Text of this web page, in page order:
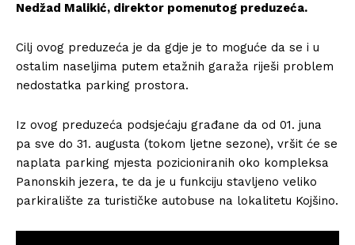
Nedžad Malikić, direktor pomenutog preduzeća.
Cilj ovog preduzeća je da gdje je to moguće da se i u
ostalim naseljima putem etažnih garaža riješi problem
nedostatka parking prostora.
Iz ovog preduzeća podsjećaju građane da od 01. juna
pa sve do 31. augusta (tokom ljetne sezone), vršit će se
naplata parking mjesta pozicioniranih oko kompleksa
Panonskih jezera, te da je u funkciju stavljeno veliko
parkiralište za turističke autobuse na lokalitetu Kojšino.